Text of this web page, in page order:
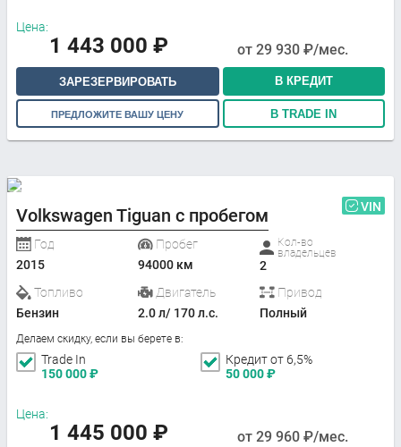
Цена:
1 443 000 ₽ от 29 930 ₽/мес.
ЗАРЕЗЕРВИРОВАТЬ В КРЕДИТ
ПРЕДЛОЖИТЕ ВАШУ ЦЕНУ В TRADE IN
Volkswagen Tiguan с пробегом VIN
Год
2015
Пробег
94000 км
Кол-во
владельцев
2
Топливо
Бензин
Двигатель
2.0 л/ 170 л.с.
Привод
Полный
Делаем скидку, если вы берете в:
Trade In
150 000₽
Кредит от 6,5%
50 000₽
Цена:
1 445 000 ₽ от 29 960 ₽/мес.